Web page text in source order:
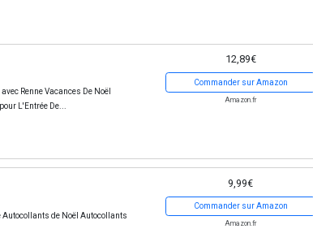
Renne Vacances De Noël
L'Entrée De...
12,89€
Commander sur Amazon
Amazon.fr
Autocollants de Noël Autocollants
9,99€
Commander sur Amazon
Amazon.fr